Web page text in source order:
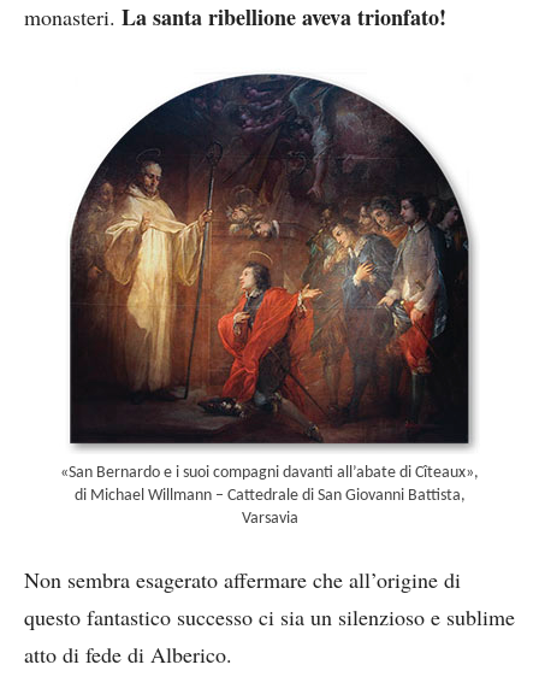
monasteri. La santa ribellione aveva trionfato!
«San Bernardo e i suoi compagni davanti all’abate di Cîteaux»,
di Michael Willmann – Cattedrale di San Giovanni Battista,
Varsavia
Non sembra esagerato affermare che all’origine di
questo fantastico successo ci sia un silenzioso e sublime
atto di fede di Alberico.